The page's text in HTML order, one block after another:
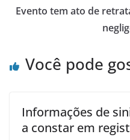
Evento tem ato de
Você pode
Informações de
a constar em